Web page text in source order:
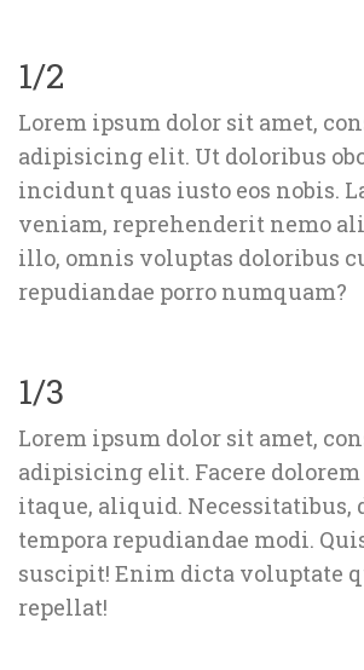
1/2
Lorem ipsum dolor sit amet,
adipisicing elit. Ut doloribus
incidunt quas iusto eos nobis.
veniam, reprehenderit nemo
illo, omnis voluptas doloribus
repudiandae porro numquam?
1/3
Lorem ipsum dolor sit amet,
adipisicing elit. Facere
itaque, aliquid. Necessitatibus,
tempora repudiandae modi.
uscipit! Enim dicta voluptate
repellat!